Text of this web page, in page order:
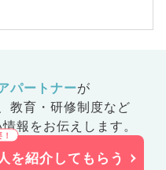
パートナーが
教育・研修制度など
報をお伝えします。
を紹介してもらう